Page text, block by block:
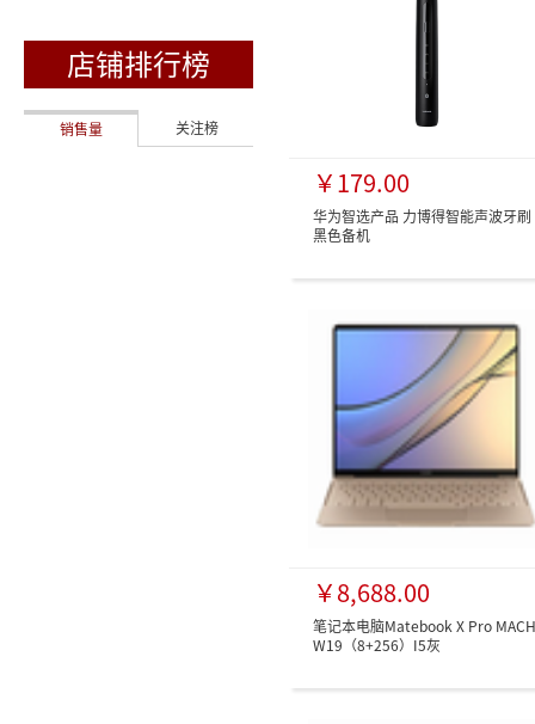
￥179.00
华为智选产品 力博得智能声波牙刷
黑色备机
￥8,688.00
笔记本电脑Matebook X Pro
W19（8+256）I5灰
店铺排行榜
销售量 关注榜